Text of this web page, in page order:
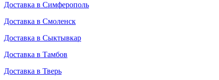
Доставка в Симферополь
Доставка в Смоленск
Доставка в Сыктывкар
Доставка в Тамбов
Доставка в Тверь